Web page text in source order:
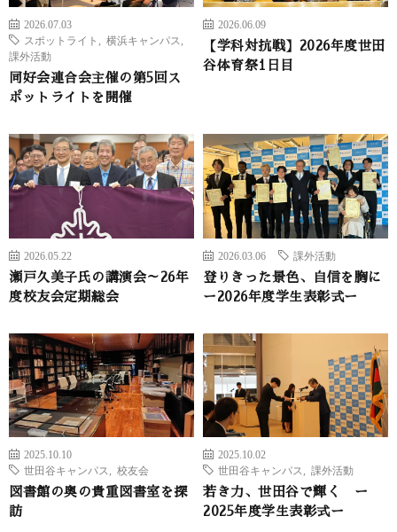
2026.07.03
スポットライト
横浜キャンパス
課外活動
同好会連合会主催の第5回ス
ポットライトを開催
2026.06.09
【学科対抗戦】2026年度世田
谷体育祭1日目
2026.05.22
瀬戸久美子氏の講演会～26年
度校友会定期総会
2026.03.06 課外活動
登りきった景色、自信を胸に
ー2026年度学生表彰式ー
2025.10.10
世田谷キャンパス
校友会
図書館の奥の貴重図書室を探
訪
2025.10.02
世田谷キャンパス
課外活動
若き力、世田谷で輝く ー
2025年度学生表彰式ー